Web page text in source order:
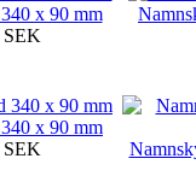
x 90 mm
SEK
x 90 mm
SEK